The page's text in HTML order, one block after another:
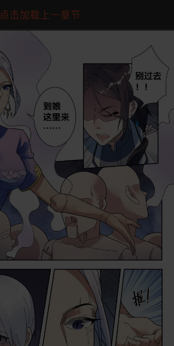
点击加载上一章节